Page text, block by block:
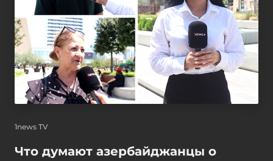
1news TV
Что думают азербайджанцы о